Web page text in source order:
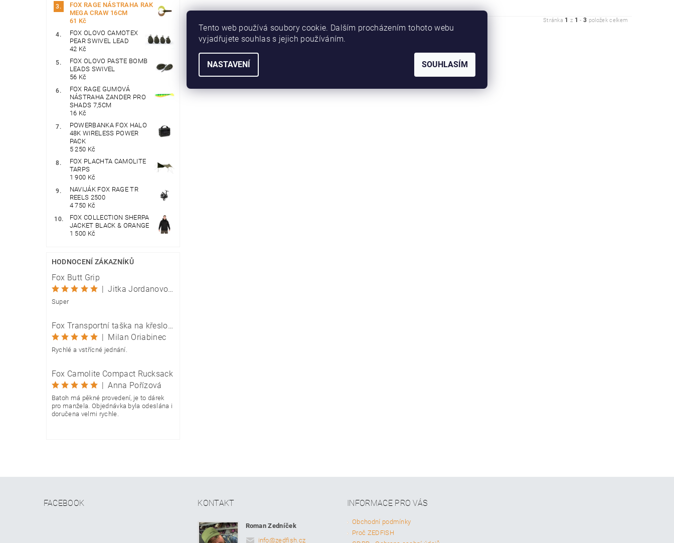
FOX RAGE NÁSTRAHA RAK
MEGA CRAW 16CM
61 Kč
FOX OLOVO CAMOTEX
PEAR SWIVEL LEAD
42 Kč
FOX OLOVO PASTE BOMB
LEADS SWIVEL
56 Kč
FOX RAGE GUMOVÁ
NÁSTRAHA ZANDER PRO
SHADS 7,5CM
16 Kč
POWERBANKA FOX HALO
48K WIRELESS POWER
PACK
5 250 Kč
FOX PLACHTA CAMOLITE
TARPS
1 900 Kč
NAVIJÁK FOX RAGE TR
REELS 2500
4 750 Kč
FOX COLLECTION SHERPA
JACKET BLACK & ORANGE
1 500 Kč
HODNOCENÍ ZÁKAZNÍKŮ
Fox Butt Grip
|
Jitka Jordanovová
Super
Fox Transportní taška na křeslo Camolite Chair Bag
| Milan Oriabinec
Rychlé a vstřícné jednání.
Fox Camolite Compact Rucksack
| Anna Pořízová
Batoh má pěkné provedení, je to dárek
pro manžela. Objednávka byla odeslána i
doručena velmi rychle.
Stránka 1 z 1 -3 položek celkem
FACEBOOK KONTAKT
Roman Zedníček
info@zedfish.cz
INFORMACE PRO VÁS
Obchodní podmínky
Proč ZEDFISH
Tento web používá soubory cookie. Dalším procházením tohoto webu
vyjadřujete souhlas s jejich používáním.
NASTAVENÍ SOUHLASÍM